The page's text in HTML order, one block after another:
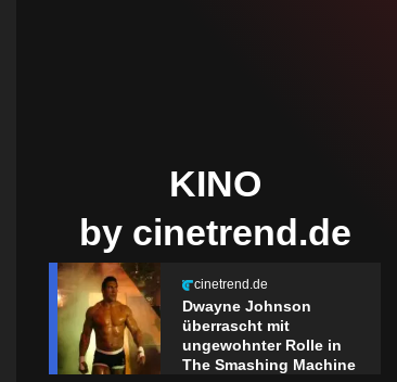
KINO
by cinetrend.de
cinetrend.de
Dwayne Johnson
überrascht mit
ungewohnter Rolle in
The Smashing Machine